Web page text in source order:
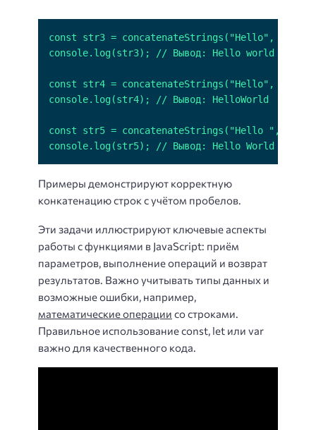
console.log(str5); // Вывод: Hello World
Примеры демонстрируют корректную
конкатенацию строк с учётом пробелов.
Эти задачи иллюстрируют ключевые аспекты
работы с функциями в JavaScript: приём
параметров, выполнение операций и возврат
результатов. Важно учитывать типы данных и
возможные ошибки, например,
математические операции со строками.
Правильное использование const, let или var
важно для качественного кода.